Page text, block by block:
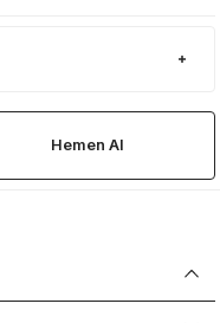
Hemen Al